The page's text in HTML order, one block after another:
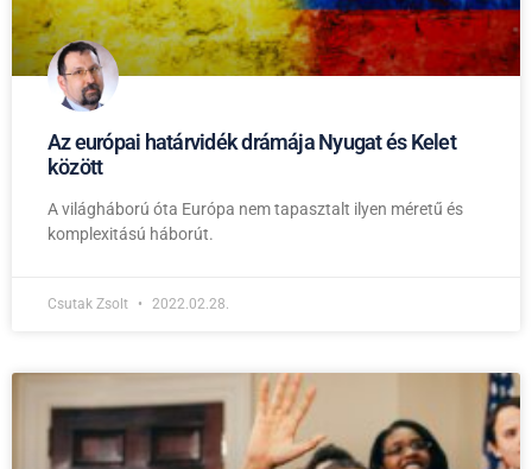
Az európai határvidék drámája Nyugat és Kelet
között
A világháború óta Európa nem tapasztalt ilyen méretű és
komplexitású háborút.
Csutak Zsolt 2022.02.28.